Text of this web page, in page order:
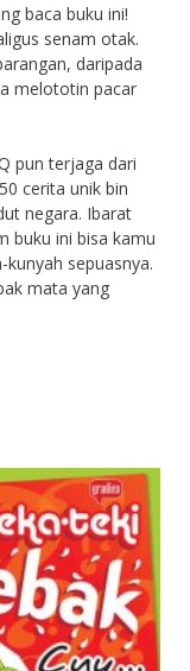
baca buku ini!
senam otak.
daripada
melototin pacar
pun terjaga dari
cerita unik bin
negara. Ibarat
buku ini bisa kamu
kunyah sepuasnya.
mata yang